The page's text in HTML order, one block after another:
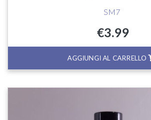
SM7
€3.99
AGGIUNGI AL CARRELLO